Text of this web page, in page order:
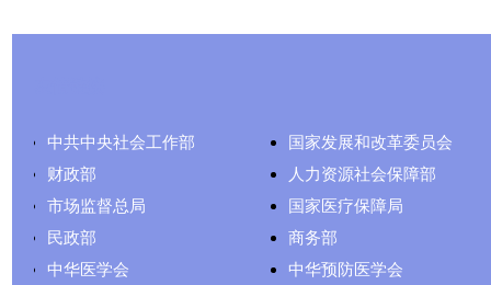
中共中央社会工作部
国家发展和改革委员会
财政部
人力资源社会保障部
市场监督总局
国家医疗保障局
民政部
商务部
中华医学会
中华预防医学会